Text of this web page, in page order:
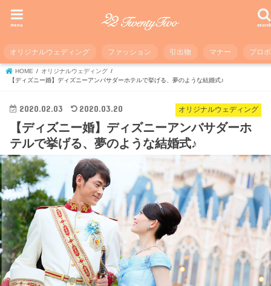
search
menu
オリジナルウェディング ファッション 引出物 マナー プロ
HOME
オリジナルウェディング
【ディズニー婚】ディズニーアンバサダーホテルで挙げる、夢のような結婚式♪
オリジナルウェディング
2020.02.03 2020.03.20
【ディズニー婚】ディズニーアンバサダーホ
テルで挙げる、夢のような結婚式♪